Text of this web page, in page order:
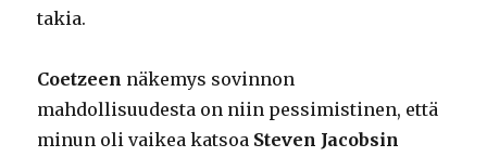
takia.
Coetzeen näkemys sovinnon
mahdollisuudesta on niin pessimistinen, että
minun oli vaikea katsoa Steven Jacobsin